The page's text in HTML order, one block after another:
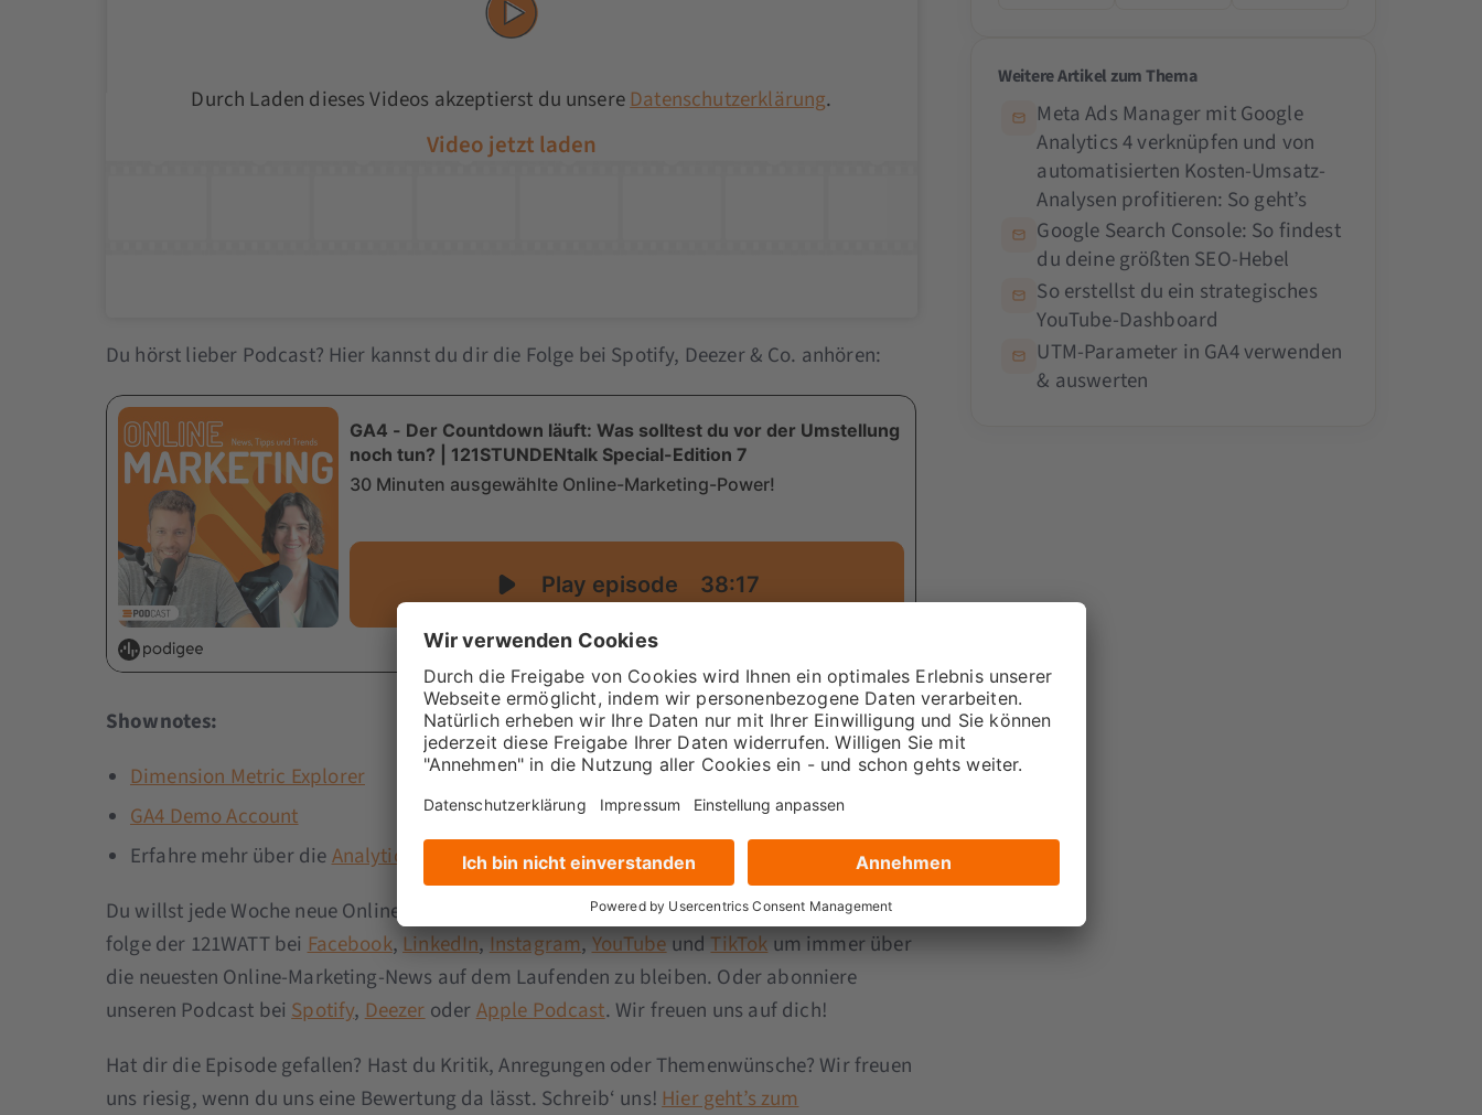
Durch Laden dieses Videos akzeptierst du unsereDatenschutzerklärung.
Du hörst lieber Podcast? Hier kannst du dir die Folge bei Spotify, Deezer & Co. anhören:
Shownotes:
Dimension Metric Explorer
GA4 Demo Account
Erfahre mehr über dieAnalyticsfreaks
Du willst jede Woche neue Online-Marketing-Tipps, -Tricks und -Trends erhalten? Dann
folge der 121WATT beiFacebook,LinkedIn, Instagram,YouTubeundTikTok um immer über
die neuesten Online-Marketing-News auf dem Laufenden zu bleiben. Oder abonniere
unseren Podcast beiSpotify,DeezeroderApple Podcast. Wir freuen uns auf dich!
Hat dir die Episode gefallen? Hast du Kritik, Anregungen oder Themenwünsche? Wir freuen
uns riesig, wenn du uns eine Bewertung da lässt. Schreib‘ uns!Hier geht’s zum
Weitere Artikel zum Thema
Meta Ads Manager mit Google
Analytics 4 verknüpfen und von
automatisierten Kosten-Umsatz-
Analysen profitieren: So geht’s
Google Search Console: So findest
du deine größten SEO-Hebel
So erstellst du ein strategisches
YouTube-Dashboard
UTM-Parameter in GA4 verwenden
& auswerten